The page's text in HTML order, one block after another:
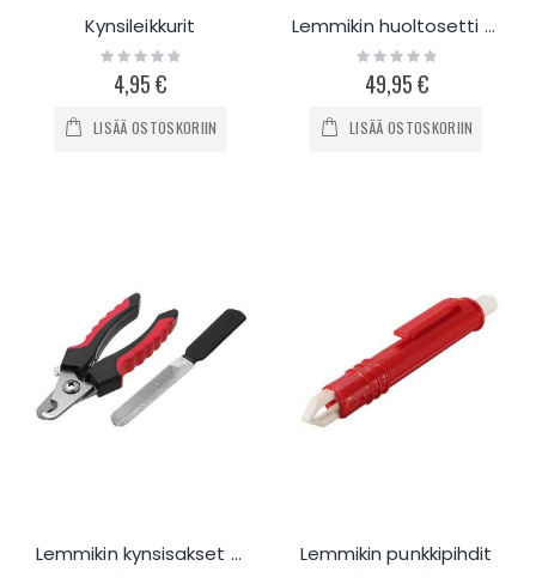
Kynsileikkurit
Rating:
0%4,95 €
LISÄÄ OSTOSKORIIN
Lemmikin huoltosetti Deluxe
Rating:
0%
49,95 €
LISÄÄ OSTOSKORIIN
Lemmikin kynsisakset ja viila Lemmikin punkkipihdit